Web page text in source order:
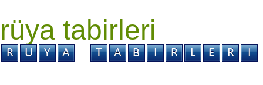
rüya tabirleri